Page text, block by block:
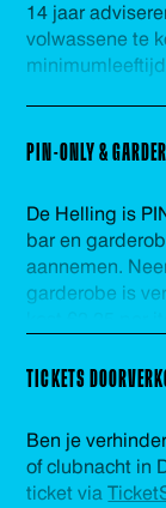
14 jaar
volwassene te
PIN-ONLY &
De Helling is
bar en
aannemen.
garderobe is
TICKETS
Ben je
of clubnacht in
ticket via